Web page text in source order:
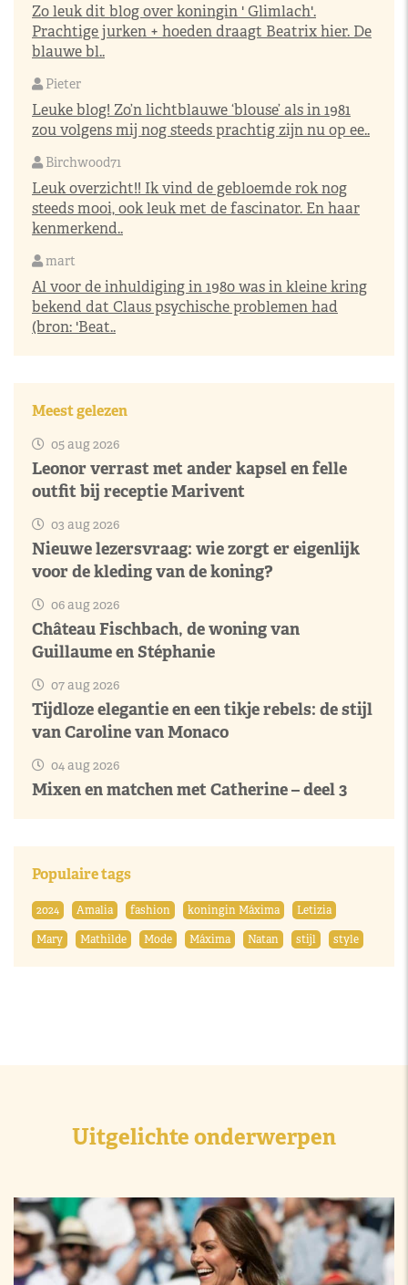
Zo leuk dit blog over koningin ' Glimlach'.
Prachtige jurken + hoeden draagt Beatrix hier. De
blauwe bl..
Pieter
Leuke blog! Zo’n lichtblauwe ‘blouse’ als in 1981
zou volgens mij nog steeds prachtig zijn nu op ee..
Birchwood71
Leuk overzicht!! Ik vind de gebloemde rok nog
steeds mooi, ook leuk met de fascinator. En haar
kenmerkend..
mart
Al voor de inhuldiging in 1980 was in kleine kring
bekend dat Claus psychische problemen had
(bron: 'Beat..
Meest gelezen
05 aug 2026
Leonor verrast met ander kapsel en felle
outfit bij receptie Marivent
03 aug 2026
Nieuwe lezersvraag: wie zorgt er eigenlijk
voor de kleding van de koning?
06 aug 2026
Château Fischbach, de woning van
Guillaume en Stéphanie
07 aug 2026
Tijdloze elegantie en een tikje rebels: de stijl
van Caroline van Monaco
04 aug 2026
Mixen en matchen met Catherine – deel 3
Populaire tags
2024 Amalia fashion koningin Máxima
Letizia
Mary
Mathilde Mode Máxima Natan stijl style
Uitgelichte onderwerpen